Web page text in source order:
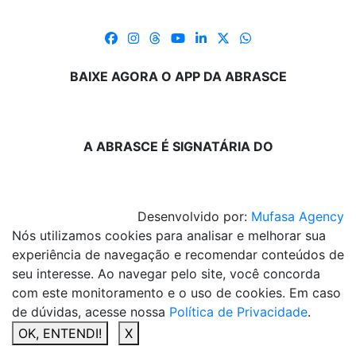
BAIXE AGORA O APP DA ABRASCE
A ABRASCE É SIGNATÁRIA DO
Desenvolvido por: Mufasa Agency
Nós utilizamos cookies para analisar e melhorar sua
experiência de navegação e recomendar conteúdos de
seu interesse. Ao navegar pelo site, você concorda
com este monitoramento e o uso de cookies. Em caso
de dúvidas, acesse nossa Política de Privacidade.
OK, ENTENDI!
X